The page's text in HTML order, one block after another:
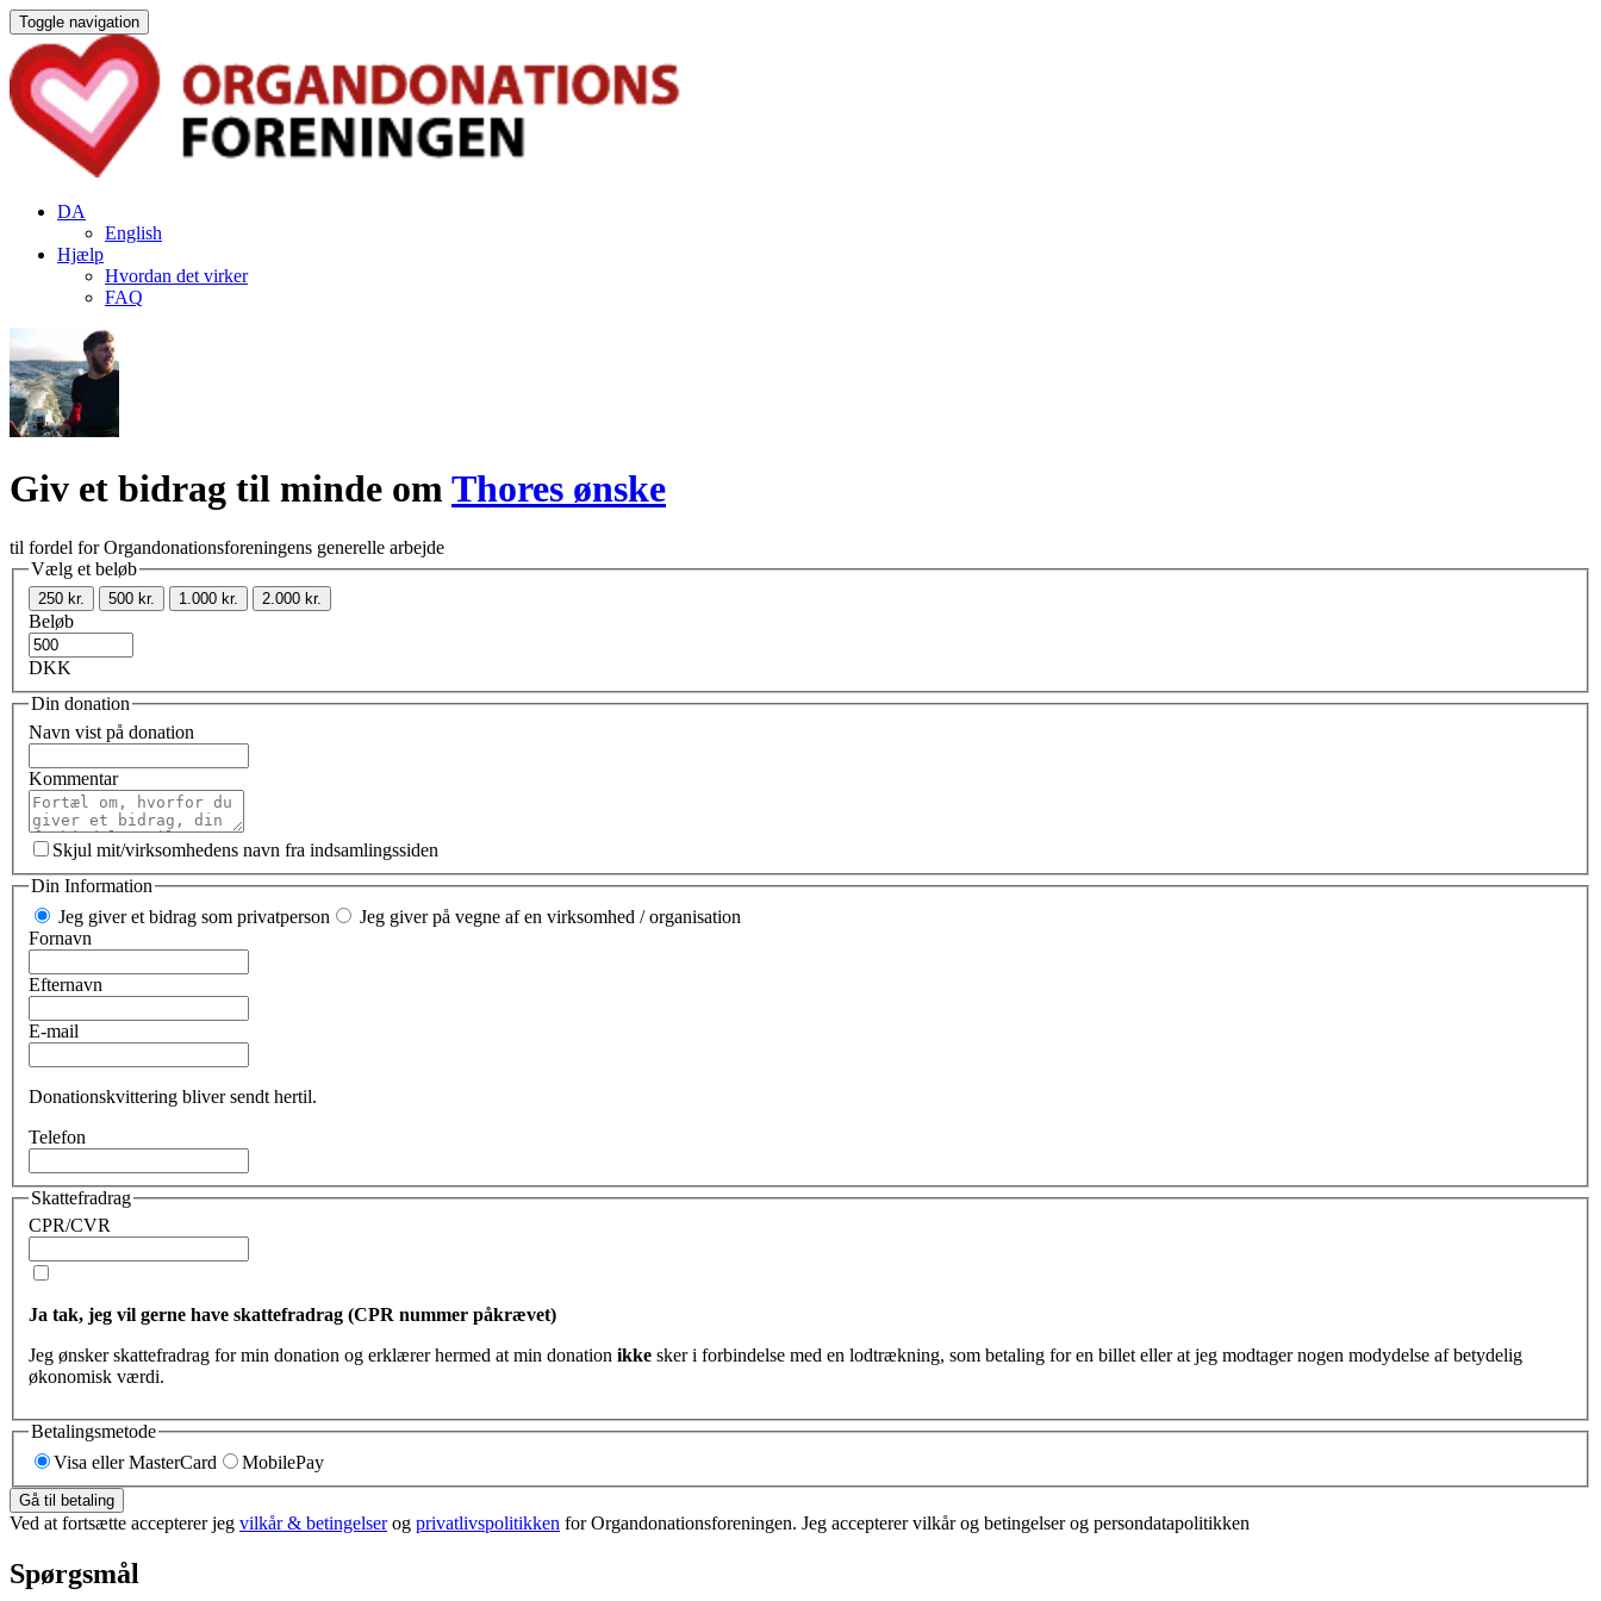
Toggle navigation
DA
English
Hjælp
Hvordan det virker
FAQ
Giv et bidrag til minde omThores ønske
til fordel for Organdonationsforeningens generelle arbejde
Vælg et beløb
250 kr. 500 kr. 1.000 kr. 2.000 kr.
Beløb
DKK
Din donation
Navn vist på donation
Kommentar
Skjul mit/virksomhedens navn fra indsamlingssiden
Din Information
Jeg giver et bidrag som privatperson
Jeg giver på vegne af en virksomhed / organisation
Fornavn
Efternavn
E-mail
Donationskvittering bliver sendt hertil.
Telefon
Skattefradrag
CPR/CVR
Ja tak, jeg vil gerne have skattefradrag (CPR nummer påkrævet)
Jeg ønsker skattefradrag for min donation og erklærer hermed at min donation ikke sker i forbindelse med en lodtrækning, som betaling for en billet eller at jeg modtager nogen modydelse af betydelig
økonomisk værdi.
Betalingsmetode
Visa eller MasterCard
MobilePay
Gå til betaling
Ved at fortsætte accepterer jeg vilkår & betingelserog privatlivspolitikken for Organdonationsforeningen. Jeg accepterer vilkår og betingelser og persondatapolitikken
Spørgsmål